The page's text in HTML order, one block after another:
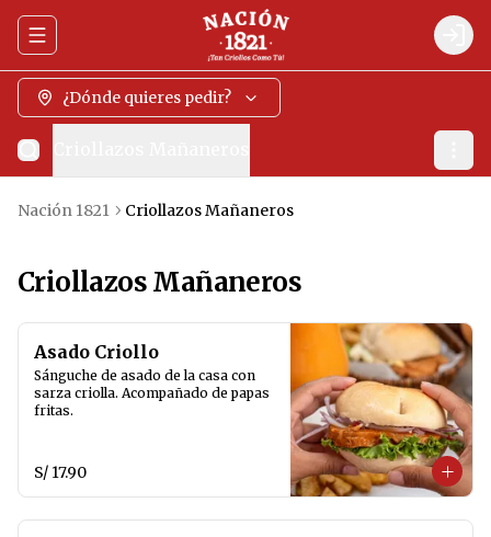
Abrir menu de navegación
¿Dónde quieres pedir?
Nación 1821 Criollazos Mañaneros
Criollazos Mañaneros
Asado Criollo
Sánguche de asado de la casa con
sarza criolla. Acompañado de papas
fritas.
S/ 17.90